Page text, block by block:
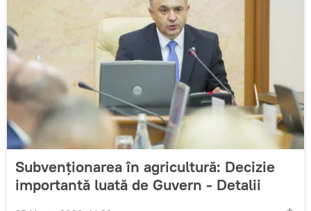
Subvenționarea în agricultură: Decizie
importantă luată de Guvern - Detalii